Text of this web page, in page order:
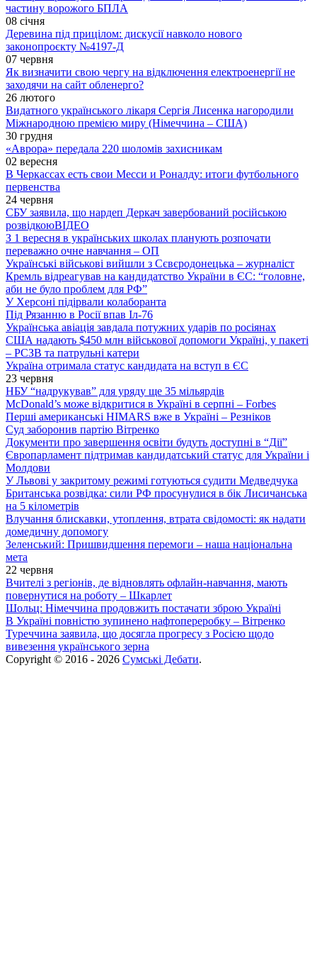
частину ворожого БПЛА
08 січня
Деревина під прицілом: дискусії навколо нового
законопроєкту №4197-Д
07 червня
Як визначити свою чергу на відключення електроенергії не
заходячи на сайт обленерго?
26 лютого
Видатного українського лікаря Сергія Лисенка нагородили
Міжнародною премією миру (Німеччина – США)
30 грудня
«Аврора» передала 220 шоломів захисникам
02 вересня
В Черкассах есть свои Месси и Роналду: итоги футбольного
первенства
24 червня
СБУ заявила, що нардеп Деркач завербований російською
розвідкоюВІДЕО
З 1 вересня в українських школах планують розпочати
переважно очне навчання – ОП
Українські військові вийшли з Сєвєродонецька – журналіст
Кремль відреагував на кандидатство України в ЄС: “головне,
аби не було проблем для РФ”
У Херсоні підірвали колаборанта
Під Рязанню в Росії впав Іл-76
Українська авіація завдала потужних ударів по росіянах
США надають $450 млн військової допомоги Україні, у пакеті
– РСЗВ та патрульні катери
Україна отримала статус кандидата на вступ в ЄС
23 червня
НБУ “надрукував” для уряду ще 35 мільярдів
McDonald’s може відкритися в Україні в серпні – Forbes
Перші американські HIMARS вже в Україні – Резніков
Суд заборонив партію Вітренко
Документи про завершення освіти будуть доступні в “Дії”
Європарламент підтримав кандидатський статус для України і
Молдови
У Львові у закритому режимі готуються судити Медведчука
Британська розвідка: сили РФ просунулися в бік Лисичанська
на 5 кілометрів
Влучання блискавки, утоплення, втрата свідомості: як надати
домедичну допомогу
Зеленський: Пришвидшення перемоги – наша національна
мета
22 червня
Вчителі з регіонів, де відновлять офлайн-навчання, мають
повернутися на роботу – Шкарлет
Шольц: Німеччина продовжить постачати зброю Україні
В Україні повністю зупинено нафтопереробку – Вітренко
Туреччина заявила, що досягла прогресу з Росією щодо
вивезення українського зерна
Copyright © 2016 - 2026 Сумські Дебати.